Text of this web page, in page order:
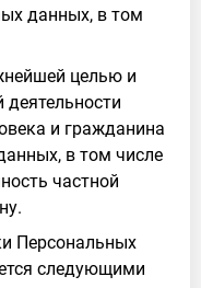
данных, в том
целью и
деятельности
и гражданина
в том числе
частной
Персональных
следующими